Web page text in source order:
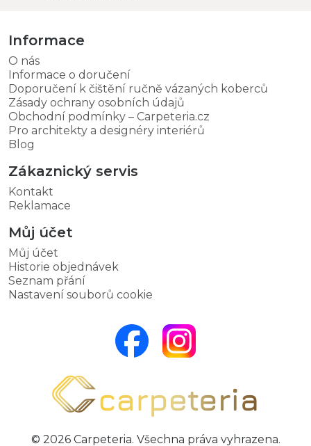
Informace
O nás
Informace o doručení
Doporučení k čištění ručně vázaných koberců
Zásady ochrany osobních údajů
Obchodní podmínky – Carpeteria.cz
Pro architekty a designéry interiérů
Blog
Zákaznický servis
Kontakt
Reklamace
Můj účet
Můj účet
Historie objednávek
Seznam přání
Nastavení souborů cookie
© 2026 Carpeteria. Všechna práva vyhrazena.